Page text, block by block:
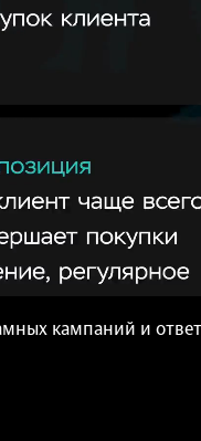
кампаний и